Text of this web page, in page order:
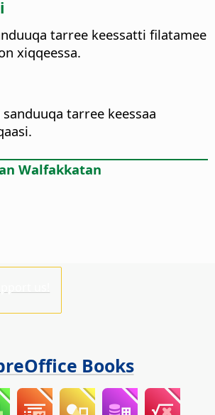
tarree keessatti filatamee
xiqqeessa.
tarree keessaa
Walfakkatan
Books